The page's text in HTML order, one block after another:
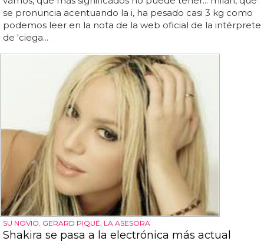
se pronuncia acentuando la i, ha pesado casi 3 kg como
podemos leer en la nota de la web oficial de la intérprete
de 'ciega...
SU NOVIO, GERARD PIQUÉ, LA ASESORA
Shakira se pasa a la electrónica más actual